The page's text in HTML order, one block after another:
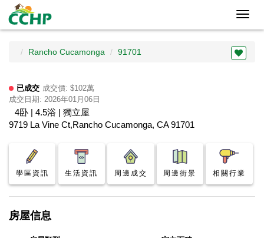
Rancho Cucamonga 91701
已成交 成交價: $102萬
成交日期: 2026年01月06日
4卧 | 4.5浴 | 獨立屋
9719 La Vine Ct,Rancho Cucamonga, CA 91701
學區資訊 生活資訊 周邊成交 周邊街景 相關行業
房屋信息